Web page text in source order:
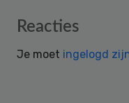
Reader
Reacties
Je moet ingelogd